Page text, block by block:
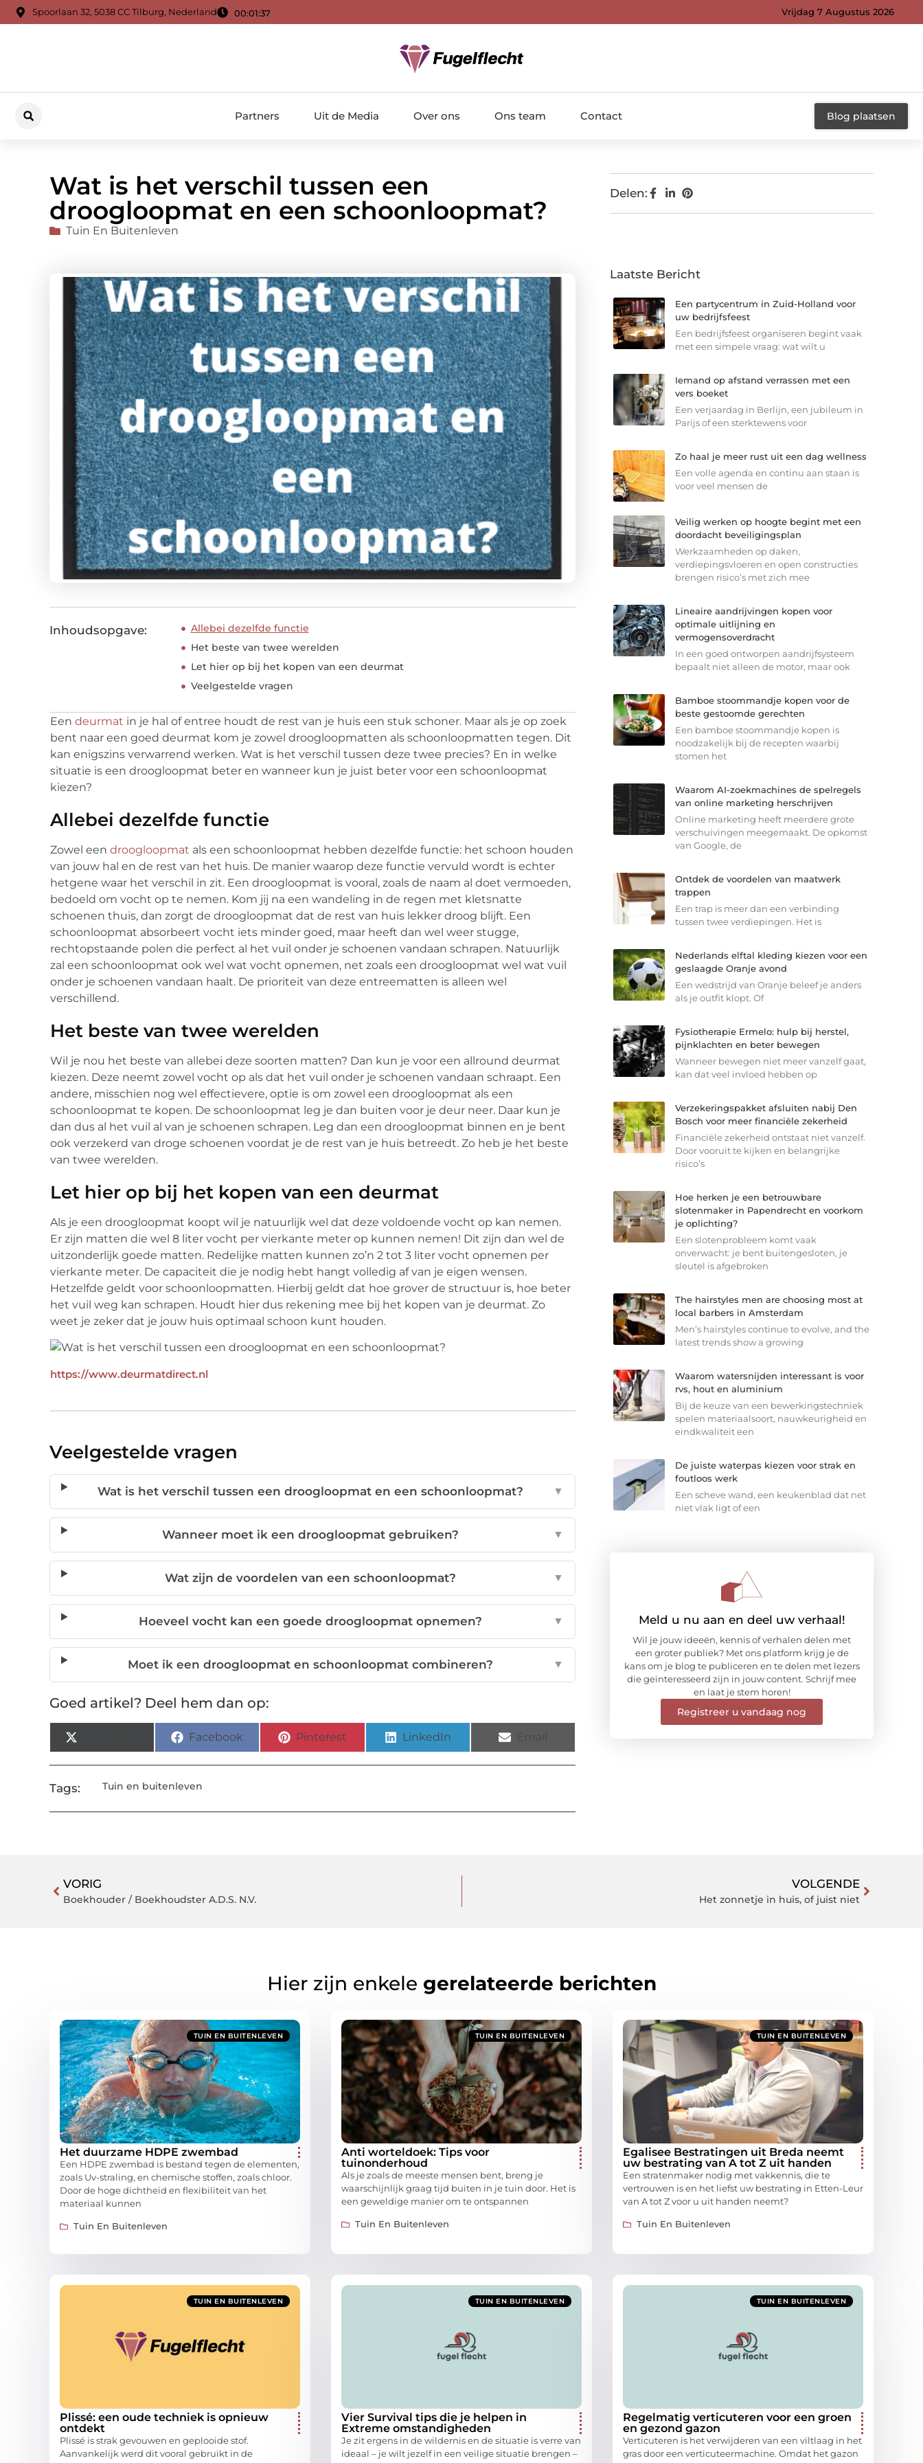
Spoorlaan 32, 5038 CC Tilburg, Nederland 00:01:38 Vrijdag 7 Augustus 2026
Partners Uit de Media Over ons Ons team Contact Blog plaatsen
Wat is het verschil tussen een
droogloopmat en een schoonloopmat?
Tuin En Buitenleven
Inhoudsopgave:
Allebei dezelfde functie
Het beste van twee werelden
Let hier op bij het kopen van een deurmat
Veelgestelde vragen
Een deurmat in je hal of entree houdt de rest van je huis een stuk schoner. Maar als je op zoek
bent naar een goed deurmat kom je zowel droogloopmatten als schoonloopmatten tegen. Dit
kan enigszins verwarrend werken. Wat is het verschil tussen deze twee precies? En in welke
situatie is een droogloopmat beter en wanneer kun je juist beter voor een schoonloopmat
kiezen?
Allebei dezelfde functie
Zowel een droogloopmat als een schoonloopmat hebben dezelfde functie: het schoon houden
van jouw hal en de rest van het huis. De manier waarop deze functie vervuld wordt is echter
hetgene waar het verschil in zit. Een droogloopmat is vooral, zoals de naam al doet vermoeden,
bedoeld om vocht op te nemen. Kom jij na een wandeling in de regen met kletsnatte
schoenen thuis, dan zorgt de droogloopmat dat de rest van huis lekker droog blijft. Een
schoonloopmat absorbeert vocht iets minder goed, maar heeft dan wel weer stugge,
rechtopstaande polen die perfect al het vuil onder je schoenen vandaan schrapen. Natuurlijk
zal een schoonloopmat ook wel wat vocht opnemen, net zoals een droogloopmat wel wat vuil
onder je schoenen vandaan haalt. De prioriteit van deze entreematten is alleen wel
verschillend.
Het beste van twee werelden
Wil je nou het beste van allebei deze soorten matten? Dan kun je voor een allround deurmat
kiezen. Deze neemt zowel vocht op als dat het vuil onder je schoenen vandaan schraapt. Een
andere, misschien nog wel effectievere, optie is om zowel een droogloopmat als een
schoonloopmat te kopen. De schoonloopmat leg je dan buiten voor je deur neer. Daar kun je
dan dus al het vuil al van je schoenen schrapen. Leg dan een droogloopmat binnen en je bent
ook verzekerd van droge schoenen voordat je de rest van je huis betreedt. Zo heb je het beste
van twee werelden.
Let hier op bij het kopen van een deurmat
Als je een droogloopmat koopt wil je natuurlijk wel dat deze voldoende vocht op kan nemen.
Er zijn matten die wel 8 liter vocht per vierkante meter op kunnen nemen! Dit zijn dan wel de
uitzonderlijk goede matten. Redelijke matten kunnen zo’n 2 tot 3 liter vocht opnemen per
vierkante meter. De capaciteit die je nodig hebt hangt volledig af van je eigen wensen.
Hetzelfde geldt voor schoonloopmatten. Hierbij geldt dat hoe grover de structuur is, hoe beter
het vuil weg kan schrapen. Houdt hier dus rekening mee bij het kopen van je deurmat. Zo
weet je zeker dat je jouw huis optimaal schoon kunt houden.
https://www.deurmatdirect.nl
Veelgestelde vragen
Wat is het verschil tussen een droogloopmat en een schoonloopmat? ▼
Wanneer moet ik een droogloopmat gebruiken? ▼
Wat zijn de voordelen van een schoonloopmat? ▼
Hoeveel vocht kan een goede droogloopmat opnemen? ▼
Moet ik een droogloopmat en schoonloopmat combineren? ▼
Goed artikel? Deel hem dan op:
Facebook Pinterest LinkedIn
Tags: Tuin en buitenleven
Delen:
Laatste Bericht
Een partycentrum in Zuid-Holland voor
uw bedrijfsfeest
Een bedrijfsfeest organiseren begint vaak
met een simpele vraag: wat wilt u
Iemand op afstand verrassen met een
vers boeket
Een verjaardag in Berlijn, een jubileum in
Parijs of een sterkte­wens voor
Zo haal je meer rust uit een dag wellness
Een volle agenda en continu aan staan is
voor veel mensen de
Veilig werken op hoogte begint met een
doordacht beveiligingsplan
Werkzaamheden op daken,
verdiepingsvloeren en open constructies
brengen risico’s met zich mee
Lineaire aandrijvingen kopen voor
optimale uitlijning en
vermogensoverdracht
In een goed ontworpen aandrijfsysteem
bepaalt niet alleen de motor, maar ook
Bamboe stoommandje kopen voor de
beste gestoomde gerechten
Een bamboe stoommandje kopen is
noodzakelijk bij de recepten waarbij
stomen het
Waarom AI-zoekmachines de spelregels
van online marketing herschrijven
Online marketing heeft meerdere grote
verschuivingen meegemaakt. De opkomst
van Google, de
Ontdek de voordelen van maatwerk
trappen
Een trap is meer dan een verbinding
tussen twee verdiepingen. Het is
Nederlands elftal kleding kiezen voor een
geslaagde Oranje avond
Een wedstrijd van Oranje beleef je anders
als je outfit klopt. Of
Fysiotherapie Ermelo: hulp bij herstel,
pijnklachten en beter bewegen
Wanneer bewegen niet meer vanzelf gaat,
kan dat veel invloed hebben op
Verzekeringspakket afsluiten nabij Den
Bosch voor meer financiële zekerheid
Financiële zekerheid ontstaat niet vanzelf.
Door vooruit te kijken en belangrijke
risico’s
Hoe herken je een betrouwbare
slotenmaker in Papendrecht en voorkom
je oplichting?
Een slotenprobleem komt vaak
onverwacht: je bent buitengesloten, je
sleutel is afgebroken
The hairstyles men are choosing most at
local barbers in Amsterdam
Men’s hairstyles continue to evolve, and the
latest trends show a growing
Waarom watersnijden interessant is voor
rvs, hout en aluminium
Bij de keuze van een bewerkingstechniek
spelen materiaalsoort, nauwkeurigheid en
eindkwaliteit een
De juiste waterpas kiezen voor strak en
foutloos werk
Een scheve wand, een keukenblad dat net
niet vlak ligt of een
Meld u nu aan en deel uw verhaal!
Wil je jouw ideeën, kennis of verhalen delen met
een groter publiek? Met ons platform krijg je de
kans om je blog te publiceren en te delen met lezers
die geïnteresseerd zijn in jouw content. Schrijf mee
en laat je stem horen!
Registreer u vandaag nog
VORIG
Boekhouder / Boekhoudster A.D.S. N.V.
VOLGENDE
Het zonnetje in huis, of juist niet
Hier zijn enkele gerelateerde berichten
TUIN EN BUITENLEVEN
Het duurzame HDPE zwembad
Een HDPE zwembad is bestand tegen de elementen,
zoals Uv-straling, en chemische stoffen, zoals chloor.
Door de hoge dichtheid en flexibiliteit van het
materiaal kunnen
Tuin En Buitenleven
TUIN EN BUITENLEVEN
Anti worteldoek: Tips voor
tuinonderhoud
Als je zoals de meeste mensen bent, breng je
waarschijnlijk graag tijd buiten in je tuin door. Het is
een geweldige manier om te ontspannen
Tuin En Buitenleven
TUIN EN BUITENLEVEN
Egalisee Bestratingen uit Breda neemt
uw bestrating van A tot Z uit handen
Een stratenmaker nodig met vakkennis, die te
vertrouwen is en het liefst uw bestrating in Etten-Leur
van A tot Z voor u uit handen neemt?
Tuin En Buitenleven
TUIN EN BUITENLEVEN
Plissé: een oude techniek is opnieuw
ontdekt
Plissé is strak gevouwen en geplooide stof.
Aanvankelijk werd dit vooral gebruikt in de
TUIN EN BUITENLEVEN
Vier Survival tips die je helpen in
Extreme omstandigheden
Je zit ergens in de wildernis en de situatie is verre van
ideaal – je wilt jezelf in een veilige situatie brengen –
TUIN EN BUITENLEVEN
Regelmatig verticuteren voor een groen
en gezond gazon
Verticuteren is het verwijderen van een viltlaag in het
gras door een verticuteermachine. Omdat het gazon